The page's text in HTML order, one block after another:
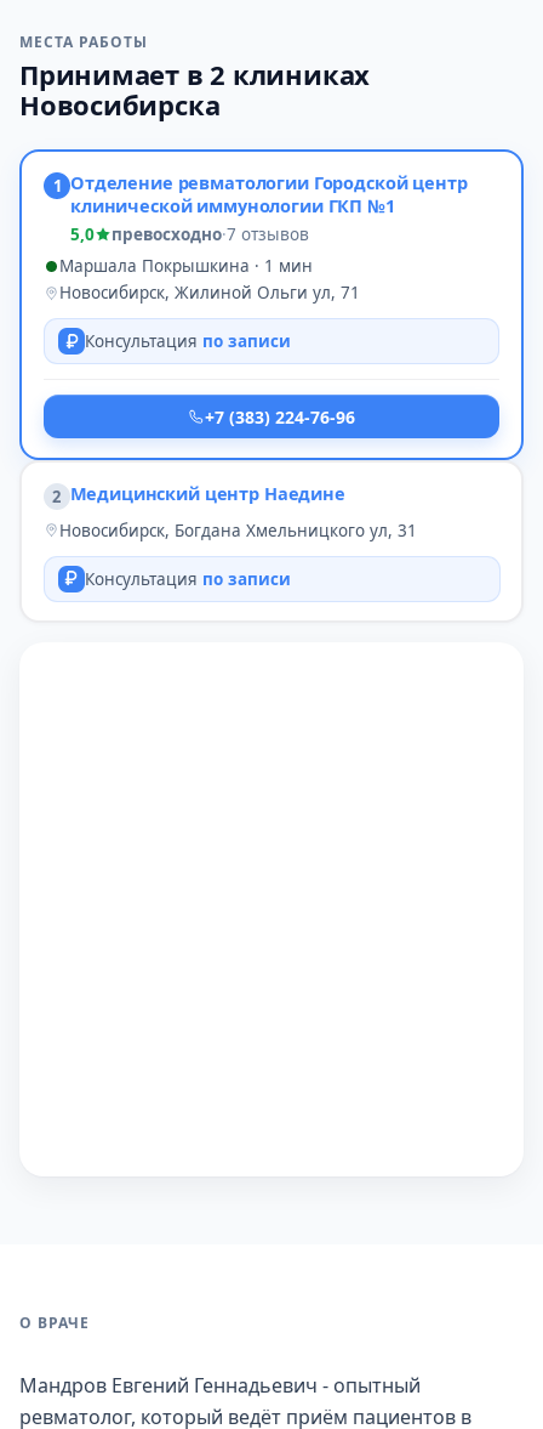
МЕСТА РАБОТЫ
Принимает в 2 клиниках
Новосибирска
1 Отделение ревматологии Городской центр
клинической иммунологии ГКП №1
5,0 превосходно·7 отзывов
Маршала Покрышкина · 1 мин
Новосибирск, Жилиной Ольги ул, 71
Консультация по записи
+7 (383) 224-76-96
2 Медицинский центр Наедине
Новосибирск, Богдана Хмельницкого ул, 31
Консультация по записи
О ВРАЧЕ
Мандров Евгений Геннадьевич - опытный
ревматолог, который ведёт приём пациентов в